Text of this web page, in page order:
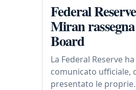
Federal
Miran
Board
La Federal Reserve
comunicato ufficiale,
presentato le